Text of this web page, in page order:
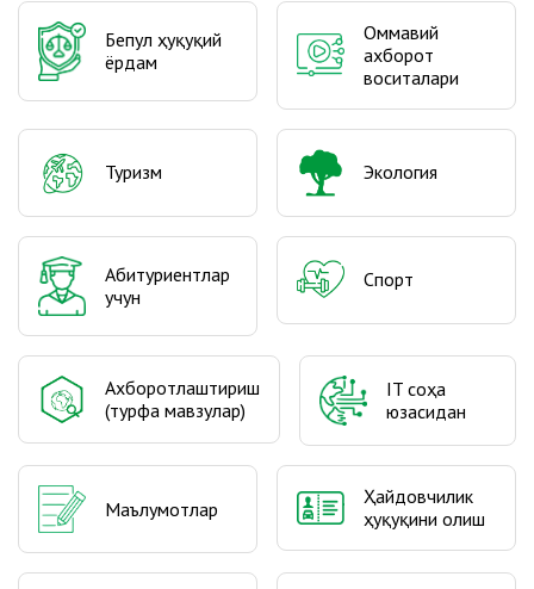
Бепул ҳуқуқий
ёрдам
Оммавий
ахборот
воситалари
Туризм Экология
Абитуриентлар
учун
Спорт
Ахборотлаштириш
(турфа мавзулар)
IT соҳа
юзасидан
Маълумотлар
Ҳайдовчилик
ҳуқуқини олиш